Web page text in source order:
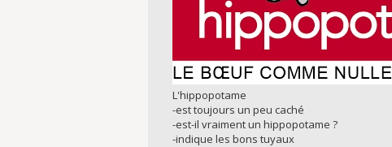
L'hippopotame
-est toujours un peu caché
-est-il vraiment un hippopotame ?
-indique les bons tuyaux